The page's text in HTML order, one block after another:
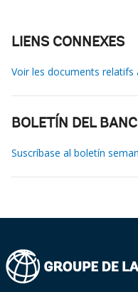
LIENS CONNEXES
Voir les documents relatifs
BOLETÍN DEL
Suscríbase al boletín